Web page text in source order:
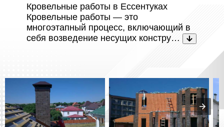
Кровельные работы в Ессентуках
Кровельные работы — это
многоэтапный процесс, включающий в
себя возведение несущих констру…